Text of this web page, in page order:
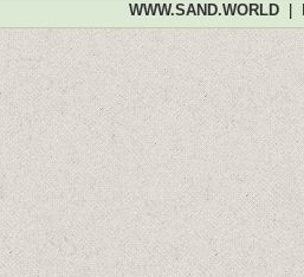
WWW.SAND.WORLD|